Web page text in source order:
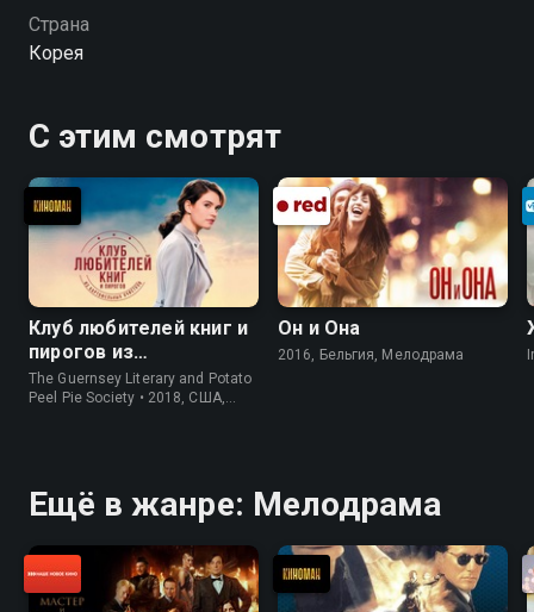
можете совершенно бесплатно в хорошем HD
качестве на Смотрёшке
Страна
Корея
С этим смотрят
Клуб любителей книг и
пирогов из
картофельных
очистков
The Guernsey Literary and Potato
Peel Pie Society • 2018, США,
Он и Она
2016, Бельгия, Мелодрама
Ещё в жанре: Мелодрама